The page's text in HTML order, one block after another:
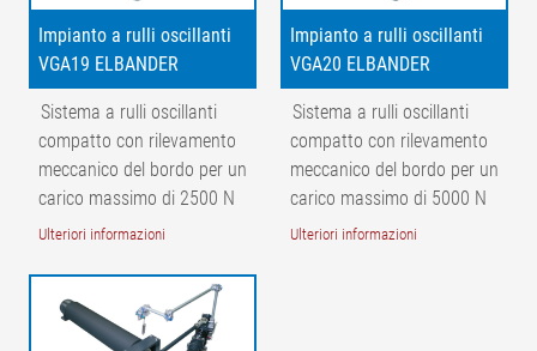
Leggenda
Impianto a rulli oscillanti
VGA19 ELBANDER
Sistema a rulli oscillanti
compatto con rilevamento
meccanico del bordo per un
carico massimo di 2500 N
Ulteriori informazioni
Impianto a rulli oscillanti
VGA20 ELBANDER
Sistema a rulli oscillanti
compatto con rilevamento
meccanico del bordo per un
carico massimo di 5000 N
Ulteriori informazioni